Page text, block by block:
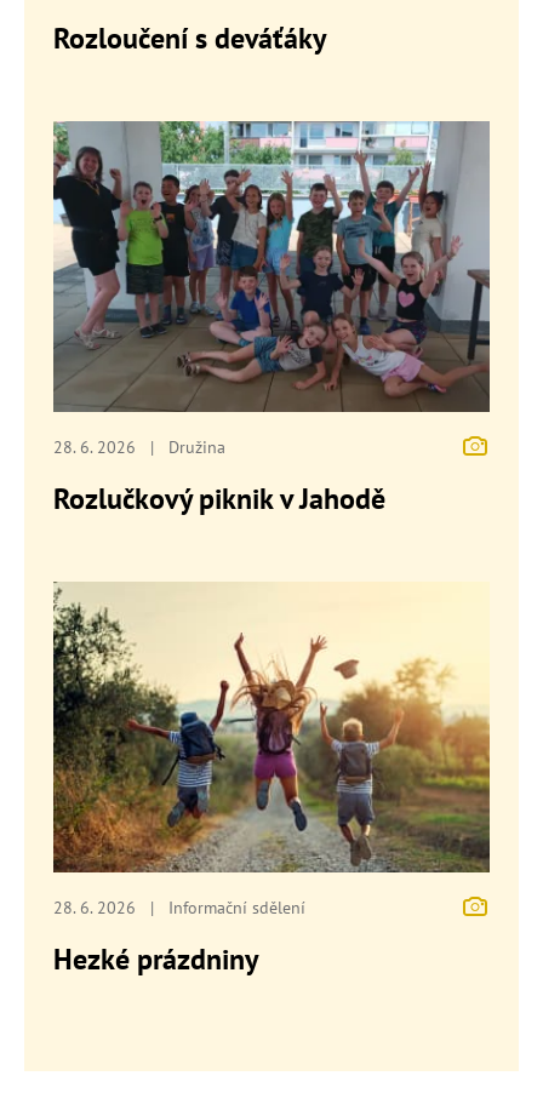
Rozloučení s deváťáky
28. 6. 2026 | Družina
Rozlučkový piknik v Jahodě
28. 6. 2026 | Informační sdělení
Hezké prázdniny